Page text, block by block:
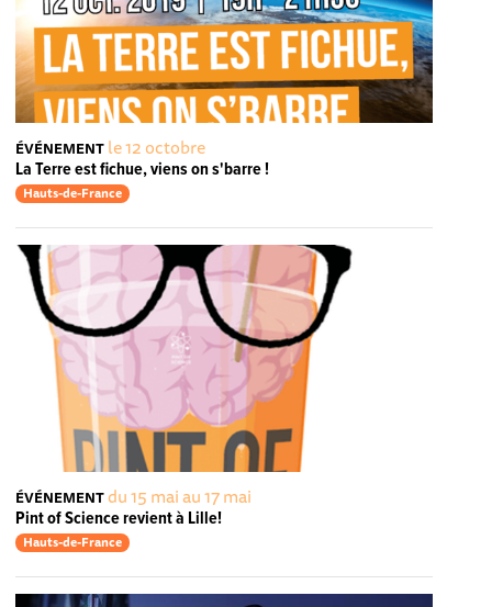
ÉVÉNEMENT le 12 octobre
La Terre est fichue, viens on s'barre !
Hauts-de-France
ÉVÉNEMENTdu 15 mai au 17 mai
Pint of Science revient à Lille!
Hauts-de-France